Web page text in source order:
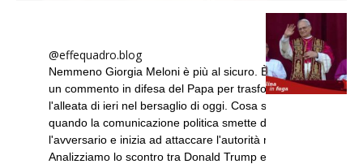
@effequadro.blog
Nemmeno Giorgia Meloni è più al sicuro. È bastato
un commento in difesa del Papa per trasformare
l'alleata di ieri nel bersaglio di oggi. Cosa succede
quando la comunicazione politica smette di colpire
l'avversario e inizia ad attaccare l'autorità morale?
Analizziamo lo scontro tra Donald Trump e Papa